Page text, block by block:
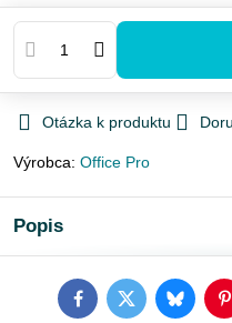
Otázka k produktu
Výrobca: Office Pro
Popis
FacebookTwitterBluesky